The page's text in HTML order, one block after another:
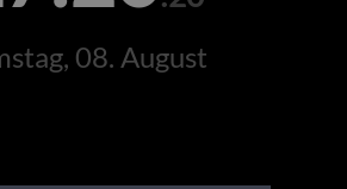
08. August